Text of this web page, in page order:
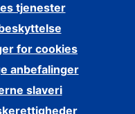
tjenester
for cookies
anbefalinger
slaveri